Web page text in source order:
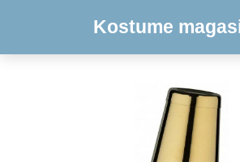
Kostume